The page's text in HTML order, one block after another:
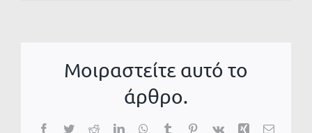
Μοιραστείτε αυτό το
άρθρο.
Facebook
TwitterRedditLinkedInWhatsApp
TumblrPinterest
Vk Xing Email